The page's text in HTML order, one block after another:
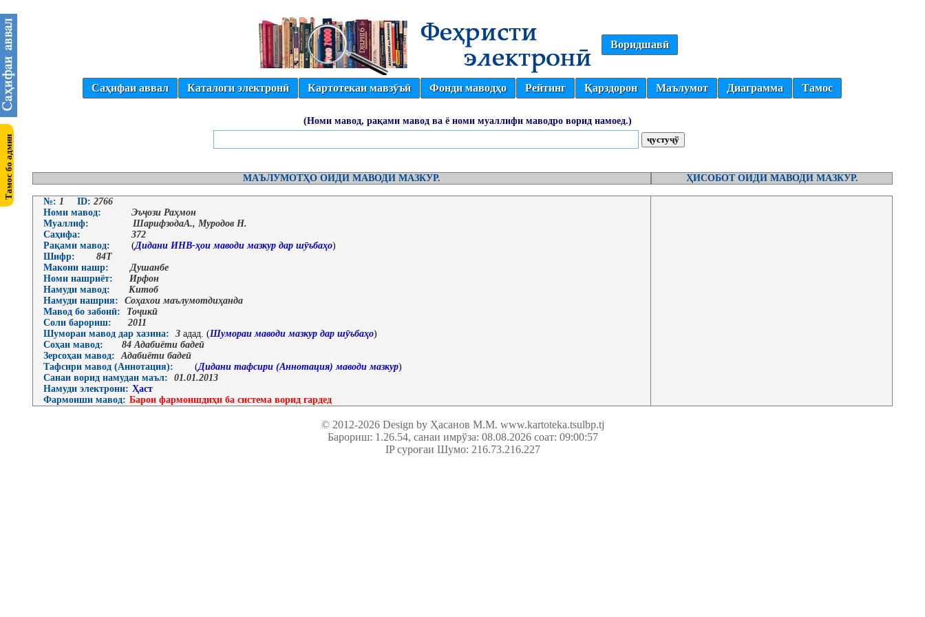
Воридшавӣ
Саҳифаи аввал Каталоги электронӣ Картотекаи мавзӯъӣ Фонди маводҳо Рейтинг Қарздорон Маълумот Диаграмма Тамос
(Номи мавод, рақами мавод ва ё номи муаллифи маводро ворид намоед.)
МАЪЛУМОТҲО ОИДИ МАВОДИ МАЗКУР. ҲИСОБОТ ОИДИ МАВОДИ МАЗКУР.
№: 1 ID: 2766
Номи мавод:
Эъҷози Раҳмон
Муаллиф:
ШарифзодаА., Муродов Н.
Саҳифа:
372
Рақами мавод:
(Дидани ИНВ-ҳои маводи мазкур дар шӯъбаҳо)
Шифр:
84Т
Макони нашр:
Душанбе
Номи нашриёт:
Ирфон
Намуди мавод:
Китоб
Намуди нашрия:
Соҳахои маълумотдиҳанда
Мавод бо забонӣ:
Тоҷикӣ
Соли барориш:
2011
Шумораи мавод дар хазина:
3 адад. (Шумораи маводи мазкур дар шӯъбаҳо)
Соҳаи мавод:
84 Адабиёти бадеӣ
Зерсоҳаи мавод:
Адабиёти бадеӣ
Тафсири мавод (Аннотация):
(Дидани тафсири (Аннотация) маводи мазкур)
Санаи ворид намудан маъл:
01.01.2013
Намуди электрони: Ҳаст
Фармоиши мавод: Барои фармоишдиҳи ба система ворид гардед
© 2012-2026 Design by Ҳасанов М.М. www.kartoteka.tsulbp.tj
Барориш: 1.26.54, санаи имрўза: 08.08.2026 соат: 09:00:57
IP суроғаи Шумо: 216.73.216.227